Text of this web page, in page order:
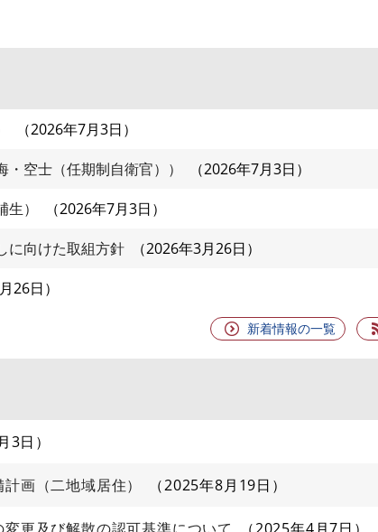
2026年7月3日
空士（任期制自衛官））
2026年7月3日
）
2026年7月3日
に向けた取組方針
2026年3月26日
26日
新着情報の一覧
3日
画（二地域居住） 2025年8月19日